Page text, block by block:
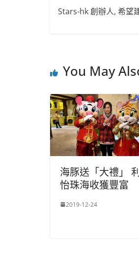
Stars-hk 創辦人, 希望
You May
海豚送「大禮」
怡珠海收獲豐富
2019-12-24